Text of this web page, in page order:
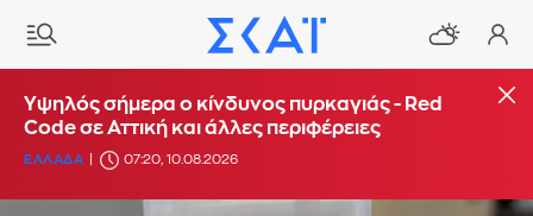
Υψηλός σήμερα ο κίνδυνος πυρκαγιάς - Red
Code σε Αττική και άλλες περιφέρειες
ΕΛΛΑΔΑ 07:20, 10.08.2026